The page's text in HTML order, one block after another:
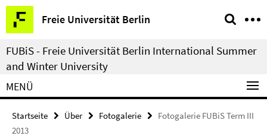
Springe
direkt
zu
Inhalt
Freie Universität Berlin
Service-
Navigation
FUBiS - Freie Universität Berlin International Summer
and Winter University
MENÜ
Startseite Über Fotogalerie
Fotogalerie FUBiS Term III
2013